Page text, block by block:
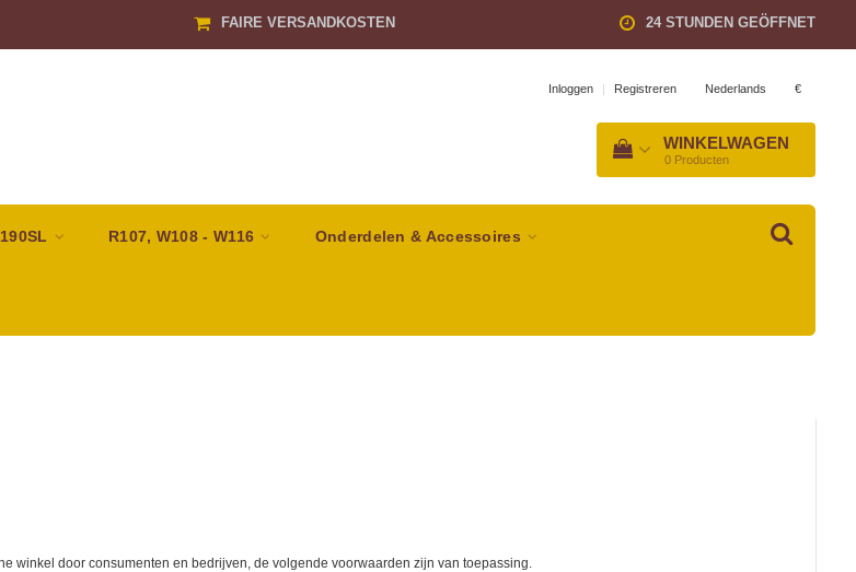
FAIRE VERSANDKOSTEN 24 STUNDEN GEÖFFNET
Inloggen | Registreren Nederlands €
WINKELWAGEN
0 Producten
R107, W108 - W116 Onderdelen & Accessoires
winkel door consumenten en bedrijven, de volgende voorwaarden zijn van toepassing.